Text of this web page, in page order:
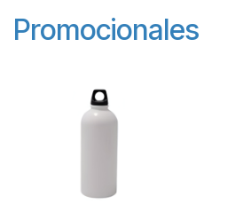
Promocionales